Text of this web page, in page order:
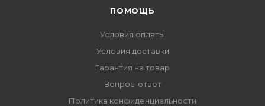
ПОМОЩЬ
Условия оплаты
Условия доставки
Гарантия на товар
Вопрос-ответ
Политика конфиденциальности